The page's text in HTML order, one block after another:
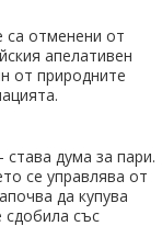
отменени от
апелативен
от природните
дума за пари.
се управлява от
да купува
със